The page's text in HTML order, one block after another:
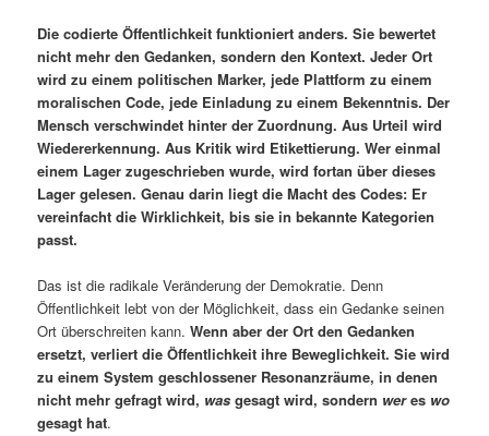
Die codierte Öffentlichkeit funktioniert anders. Sie bewertet
nicht mehr den Gedanken, sondern den Kontext. Jeder Ort
wird zu einem politischen Marker, jede Plattform zu einem
moralischen Code, jede Einladung zu einem Bekenntnis. Der
Mensch verschwindet hinter der Zuordnung. Aus Urteil wird
Wiedererkennung. Aus Kritik wird Etikettierung. Wer einmal
einem Lager zugeschrieben wurde, wird fortan über dieses
Lager gelesen. Genau darin liegt die Macht des Codes: Er
vereinfacht die Wirklichkeit, bis sie in bekannte Kategorien
passt.
Das ist die radikale Veränderung der Demokratie. Denn
Öffentlichkeit lebt von der Möglichkeit, dass ein Gedanke seinen
Ort überschreiten kann.Wenn aber der Ort den Gedanken
ersetzt, verliert die Öffentlichkeit ihre Beweglichkeit. Sie wird
zu einem System geschlossener Resonanzräume, in denen
nicht mehr gefragt wird, was gesagt wird, sondern weres wo
gesagt hat.